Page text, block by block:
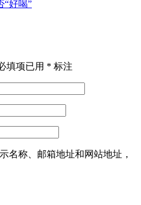
“好喝”
填项已用 * 标注
名称、邮箱地址和网站地址，